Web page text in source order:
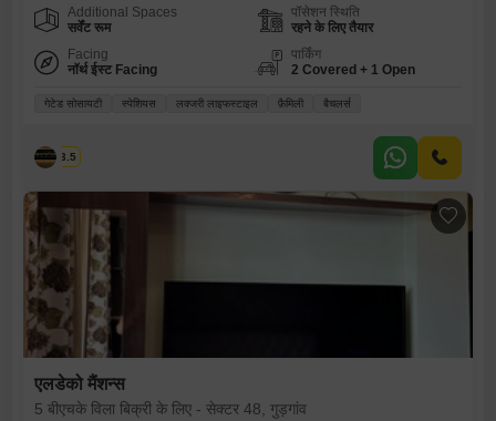
Additional Spaces
सर्वेंट रूम
पॉसेशन स्थिति
रहने के लिए तैयार
Facing
नॉर्थ ईस्ट Facing
पार्किंग
2 Covered + 1 Open
गेटेड सोसायटी स्पेशियस लक्जरी लाइफस्टाइल फ़ैमिली बैचलर्स
शिव
3.5
एलडेको मैंशन्स
5 बीएचके विला बिक्री के लिए - सेक्टर 48, गुड़गांव